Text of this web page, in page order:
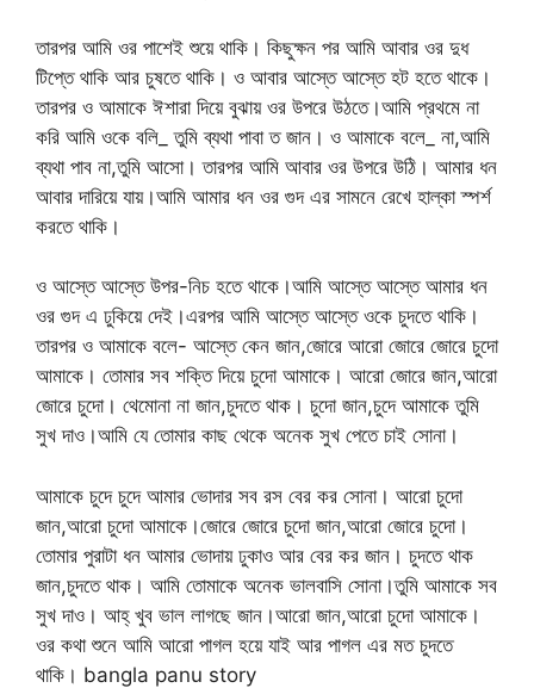
তারপর আমি ওর পাশেই শুয়ে থাকি। কিছুক্ষন পর আমি আবার ওর দুধ
টিপ্তে থাকি আর চুষতে থাকি। ও আবার আস্তে আস্তে হট হতে থাকে।
তারপর ও আমাকে ঈশারা দিয়ে বুঝায় ওর উপরে উঠতে।আমি প্রথমে না
করি আমি ওকে বলি_ তুমি ব্যথা পাবা ত জান। ও আমাকে বলে_ না,আমি
ব্যথা পাব না,তুমি আসো। তারপর আমি আবার ওর উপরে উঠি। আমার ধন
আবার দারিয়ে যায়।আমি আমার ধন ওর গুদ এর সামনে রেখে হাল্কা স্পর্শ
করতে থাকি।
ও আস্তে আস্তে উপর-নিচ হতে থাকে।আমি আস্তে আস্তে আমার ধন
ওর গুদ এ ঢুকিয়ে দেই।এরপর আমি আস্তে আস্তে ওকে চুদতে থাকি।
তারপর ও আমাকে বলে- আস্তে কেন জান,জোরে আরো জোরে জোরে চুদো
আমাকে। তোমার সব শক্তি দিয়ে চুদো আমাকে। আরো জোরে জান,আরো
জোরে চুদো। থেমোনা না জান,চুদতে থাক। চুদো জান,চুদে আমাকে তুমি
সুখ দাও।আমি যে তোমার কাছ থেকে অনেক সুখ পেতে চাই সোনা।
আমাকে চুদে চুদে আমার ভোদার সব রস বের কর সোনা। আরো চুদো
জান,আরো চুদো আমাকে।জোরে জোরে চুদো জান,আরো জোরে চুদো।
তোমার পুরাটা ধন আমার ভোদায় ঢুকাও আর বের কর জান। চুদতে থাক
জান,চুদতে থাক। আমি তোমাকে অনেক ভালবাসি সোনা।তুমি আমাকে সব
সুখ দাও। আহ্ খুব ভাল লাগছে জান।আরো জান,আরো চুদো আমাকে।
ওর কথা শুনে আমি আরো পাগল হয়ে যাই আর পাগল এর মত চুদতে
থাকি। bangla panu story